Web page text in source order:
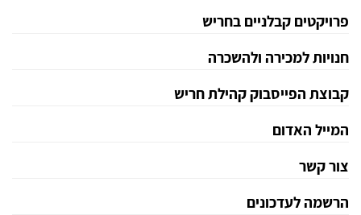
פרויקטים קבלניים בחריש
חנויות למכירה ולהשכרה
קבוצת הפייסבוק קהילת חריש
המייל האדום
צור קשר
הרשמה לעדכונים